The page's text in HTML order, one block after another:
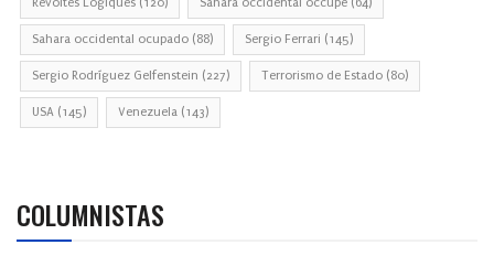
Sahara occidental ocupado (88) Sergio Ferrari (145)
Sergio Rodríguez Gelfenstein (227) Terrorismo de Estado (80)
USA (145) Venezuela (143)
COLUMNISTAS